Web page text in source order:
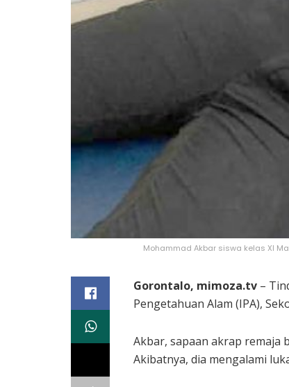
Mohammad Akbar siswa kelas XI
Gorontalo, mimoza.tv –
Pengetahuan Alam (IPA),
Akbar, sapaan akrap remaja
Akibatnya, dia mengalami